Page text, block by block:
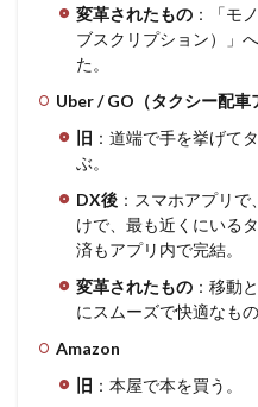
変革されたもの ：「モ
ブスクリプション）」
た。
Uber / GO（タクシー配車
旧 ：道端で手を挙げて
ぶ。
DX後 ：スマホアプリ
けで、最も近くにいる
済もアプリ内で完結。
変革されたもの ：移動
にスムーズで快適なも
Amazon
旧 ：本屋で本を買う。